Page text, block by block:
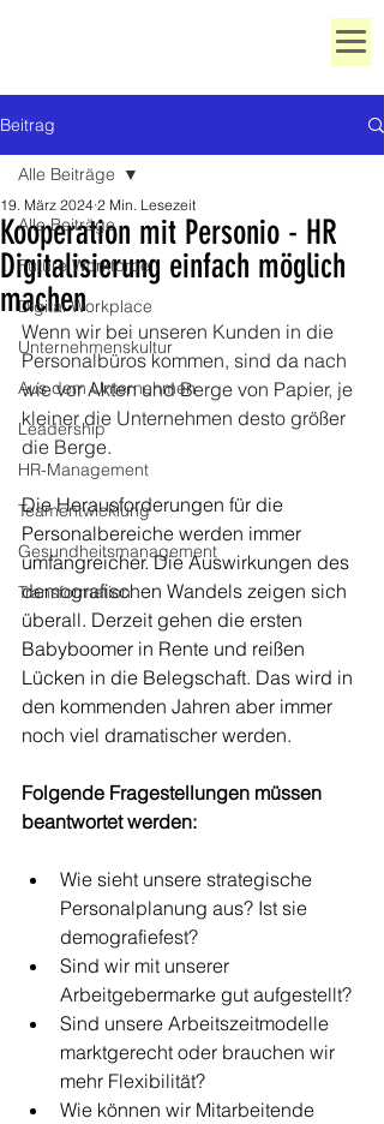
Beitrag
Alle Beiträge
Future Workforce
Digital Workplace
Unternehmenskultur
Aus dem Unternehmen
Leadership
HR-Management
Teamentwicklung
Gesundheitsmanagement
Transformation
Alle Beiträge
Kooperation mit Personio - HR
Digitalisierung einfach möglich
machen
19. März 2024 2 Min. Lesezeit
Wenn wir bei unseren Kunden in die
Personalbüros kommen, sind da nach
wie vor Akten und Berge von Papier, je
kleiner die Unternehmen desto größer
die Berge.
Die Herausforderungen für die
Personalbereiche werden immer
umfangreicher. Die Auswirkungen des
demografischen Wandels zeigen sich
überall. Derzeit gehen die ersten
Babyboomer in Rente und reißen
Lücken in die Belegschaft. Das wird in
den kommenden Jahren aber immer
noch viel dramatischer werden.
Folgende Fragestellungen müssen
beantwortet werden:
Wie sieht unsere strategische
Personalplanung aus? Ist sie
demografiefest?
Sind wir mit unserer
Arbeitgebermarke gut aufgestellt?
Sind unsere Arbeitszeitmodelle
marktgerecht oder brauchen wir
mehr Flexibilität?
Wie können wir Mitarbeitende